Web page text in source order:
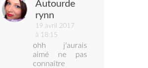
Autourde
rynn
19 avril 2017
à 18:15
ohh j'aurais
aimé ne pas
connaître